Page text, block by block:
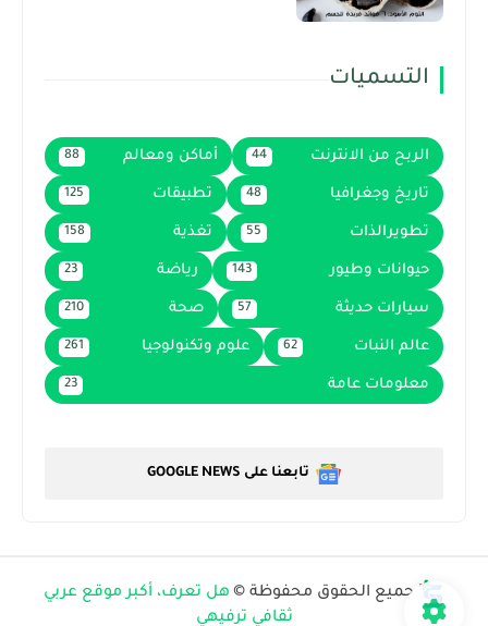
التسميات
الربح من الانترنت 44 أماكن ومعالم 88
تاريخ وجغرافيا 48 تطبيقات 125
تطويرالذات 55 تغذية 158
حيوانات وطيور 143 رياضة 23
سيارات حديثة 57 صحة 210
عالم النبات 62 علوم وتكنولوجيا 261
معلومات عامة 23
تابعنا على GOOGLE NEWS
جميع الحقوق محفوظة © هل تعرف، أكبر موقع عربي
ثقافي ترفيهي